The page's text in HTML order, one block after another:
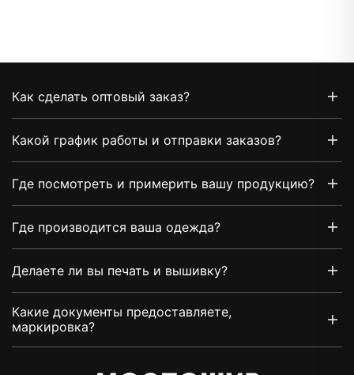
Как сделать оптовый заказ?
Какой график работы и отправки заказов?
Где посмотреть и примерить вашу продукцию?
Где производится ваша одежда?
Делаете ли вы печать и вышивку?
Какие документы предоставляете,
маркировка?